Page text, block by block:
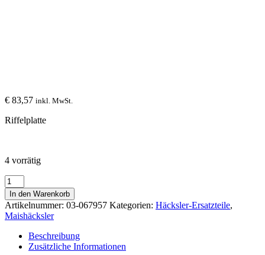
€ 83,57 inkl. MwSt.
Riffelplatte
4 vorrätig
Riffelplatte
03-
067957
Menge
In den Warenkorb
Artikelnummer: 03-067957 Kategorien: Häcksler-Ersatzteile,
Maishäcksler
Beschreibung
Zusätzliche Informationen